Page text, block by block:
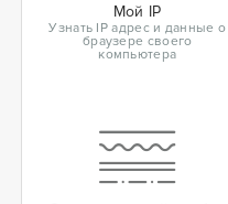
Мой IP
Узнать IP адрес и данные о
браузере своего
компьютера